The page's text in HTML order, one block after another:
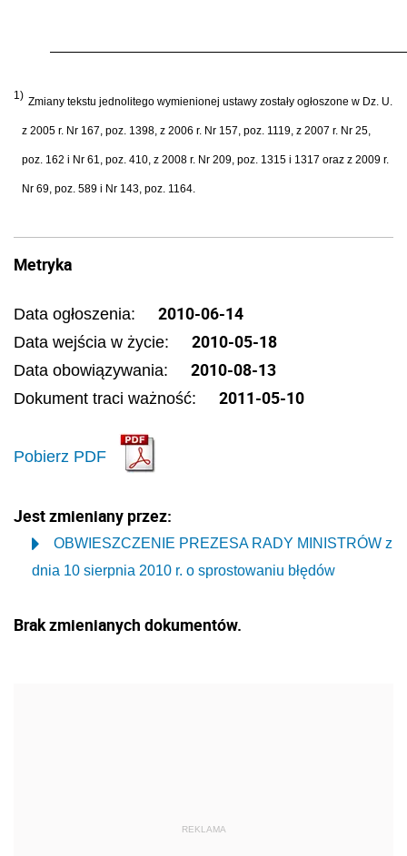
1) Zmiany tekstu jednolitego wymienionej ustawy zostały ogłoszone w Dz. U.
z 2005 r. Nr 167, poz. 1398, z 2006 r. Nr 157, poz. 1119, z 2007 r. Nr 25,
poz. 162 i Nr 61, poz. 410, z 2008 r. Nr 209, poz. 1315 i 1317 oraz z 2009 r.
Nr 69, poz. 589 i Nr 143, poz. 1164.
Metryka
Data ogłoszenia: 2010-06-14
Data wejścia w życie: 2010-05-18
Data obowiązywania: 2010-08-13
Dokument traci ważność: 2011-05-10
Pobierz PDF
Jest zmieniany przez:
OBWIESZCZENIE PREZESA RADY MINISTRÓW z
dnia 10 sierpnia 2010 r. o sprostowaniu błędów
Brak zmienianych dokumentów.